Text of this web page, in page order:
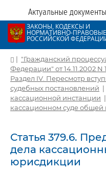
Актуальные
ЗАКОНЫ, КОДЕКСЫ И
НОРМАТИВНО-
РОССИЙСКОЙ
| "Гражданский
Федерации" от 14.11.2002 N
Раздел IV. Пересмотр
судебных постановлений |
кассационной инстанции |
кассационном суде
Статья 379.6.
дела
юрисдикции